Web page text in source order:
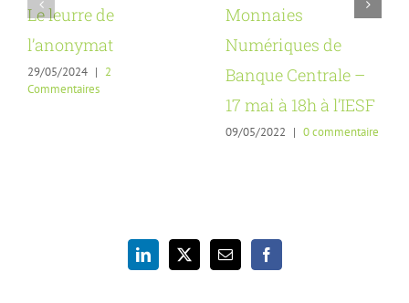
Le leurre de
l’anonymat
29/05/2024 | 2
Commentaires
Monnaies
Numériques de
Banque Centrale –
17 mai à 18h à l’IESF
09/05/2022 | 0 commentaire